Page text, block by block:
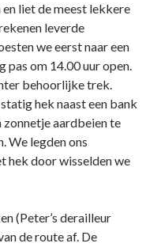
liet de meest lekkere
leverde
we eerst naar een
pas om 14.00 uur open.
behoorlijke trek.
hek naast een bank
zonnetje aardbeien te
We legden ons
hek door wisselden we
(Peter’s derailleur
de route af. De